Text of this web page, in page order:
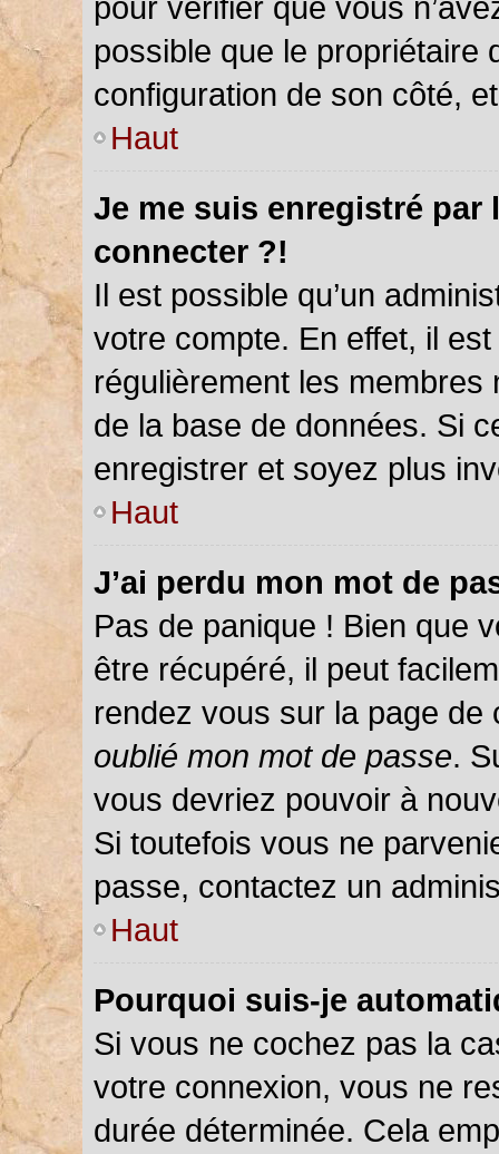
possible que le propriétaire
configuration de son côté,
Haut
Je me suis enregistré par
connecter ?!
Il est possible qu’un
votre compte. En effet, il
régulièrement les
de la base de données. Si
enregistrer et soyez plus
Haut
J’ai perdu mon mot de
Pas de panique ! Bien que
être récupéré, il peut
rendez vous sur la page
oublié mon mot de passe.
vous devriez pouvoir à
Si toutefois vous ne
passe, contactez un
Haut
Pourquoi suis-je
Si vous ne cochez pas la
votre connexion, vous ne
durée déterminée. Cela